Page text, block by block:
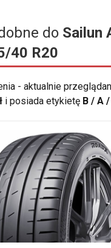
do Sailun
40 R20
- aktualnie
i posiada etykietę B / A